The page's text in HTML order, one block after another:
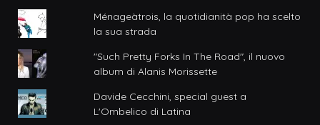
Ménageàtrois, la quotidianità pop ha scelto
la sua strada
"Such Pretty Forks In The Road", il nuovo
album di Alanis Morissette
Davide Cecchini, special guest a
L'Ombelico di Latina